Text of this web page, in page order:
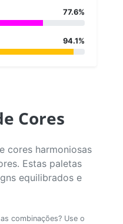
77.6%
94.1%
Cores
cores harmoniosas
Estas paletas
equilibrados e
combinações? Use o